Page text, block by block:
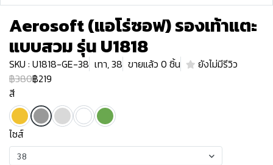
Aerosoft (แอโร่ซอฟ) รองเท้าแตะ
แบบสวม รุ่น U1818
SKU : U1818-GE-38 เทา, 38 ขายแล้ว 0 ชิ้น
ยังไม่มีรีวิว
฿380฿219
สี
ไซส์
38